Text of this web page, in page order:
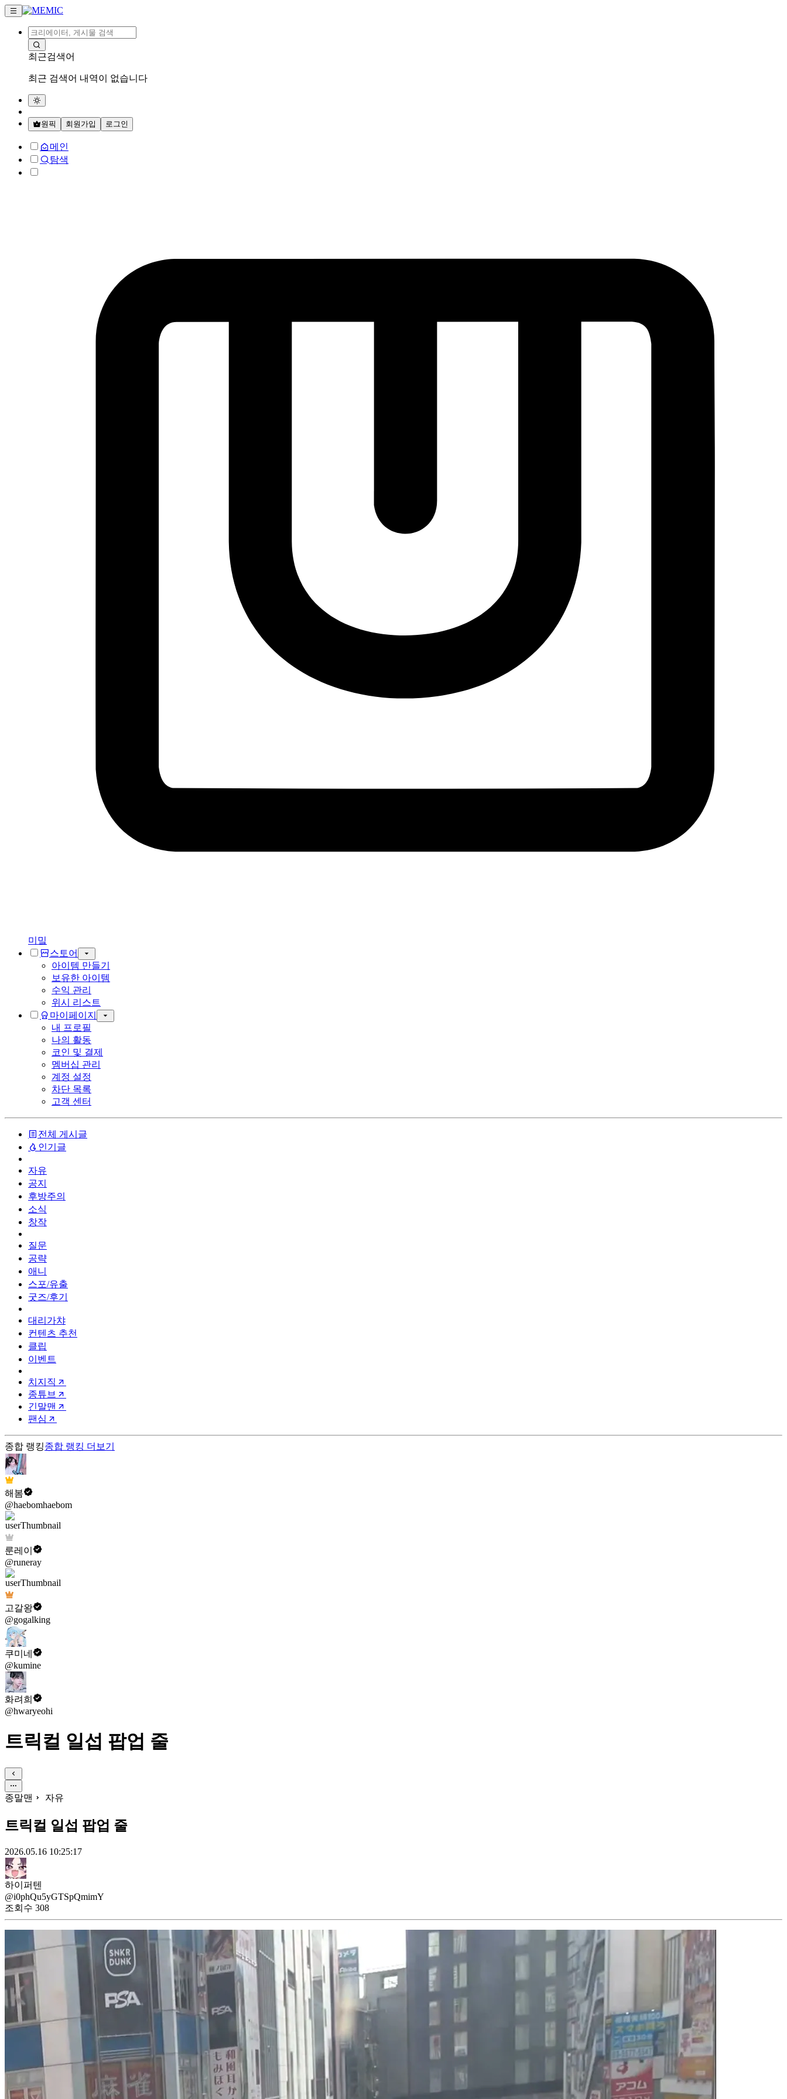
최근검색어
최근 검색어 내역이 없습니다
원픽 회원가입 로그인
메인
탐색
미밐
스토어
아이템 만들기
보유한 아이템
수익 관리
위시 리스트
마이페이지
내 프로필
나의 활동
코인 및 결제
멤버십 관리
계정 설정
차단 목록
고객 센터
전체 게시글
인기글
자유
공지
후방주의
소식
창작
질문
공략
애니
스포/유출
굿즈/후기
대리가챠
컨텐츠 추천
클립
이벤트
치지직
종튜브
긴말맨
팬심
종합 랭킹종합 랭킹 더보기
해봄
@haebomhaebom
룬레이
@runeray
고갈왕
@gogalking
쿠미네
@kumine
화려희
@hwaryeohi
트릭컬 일섭 팝업 줄
종말맨 자유
트릭컬 일섭 팝업 줄
2026.05.16 10:25:17
하이퍼텐
@i0phQu5yGTSpQmimY
조회수 308